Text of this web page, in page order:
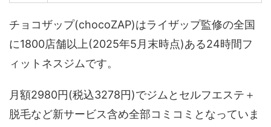
チョコザップ(chocoZAP)はライザップ監修の全国
に1800店舗以上(2025年5月末時点)ある24時間フ
ィットネスジムです。
月額2980円(税込3278円)でジムとセルフエステ＋
脱毛など新サービス含め全部コミコミとなっていま